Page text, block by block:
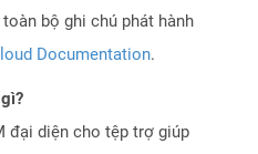
bộ ghi chú phát hành
Documentation.
đại diện cho tệp trợ giúp